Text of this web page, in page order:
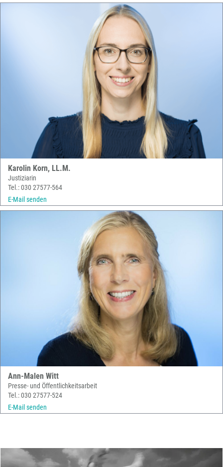
Karolin Korn, LL.M.
Justiziarin
Tel.: 030 27577-564
E-Mail senden
Ann-Malen Witt
Presse- und Öffentlichkeitsarbeit
Tel.: 030 27577-524
E-Mail senden